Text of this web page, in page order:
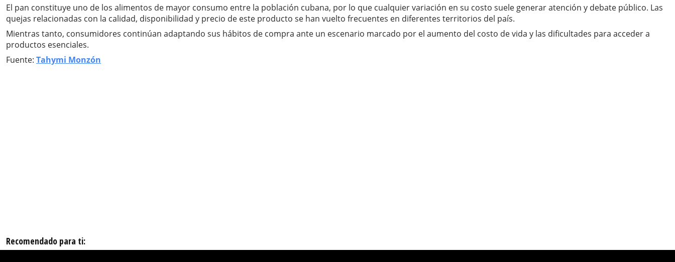
El pan constituye uno de los alimentos de mayor consumo entre la población cubana, por lo que cualquier variación en su costo suele generar atención y debate público. Las
quejas relacionadas con la calidad, disponibilidad y precio de este producto se han vuelto frecuentes en diferentes territorios del país.
Mientras tanto, consumidores continúan adaptando sus hábitos de compra ante un escenario marcado por el aumento del costo de vida y las dificultades para acceder a
productos esenciales.
Fuente: Tahymi Monzón
Recomendado para ti: